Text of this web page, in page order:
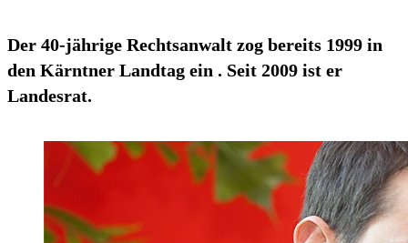
Der 40-jährige Rechtsanwalt zog bereits 1999 in
den Kärntner Landtag ein . Seit 2009 ist er
Landesrat.